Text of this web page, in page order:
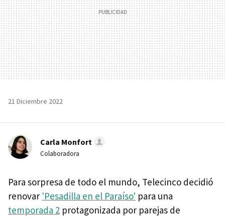
21 Diciembre 2022
Carla Monfort
Colaboradora
Para sorpresa de todo el mundo, Telecinco decidió
renovar 'Pesadilla en el Paraíso' para una
temporada 2 protagonizada por parejas de